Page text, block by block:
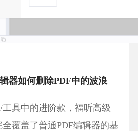
器如何删除PDF中的波浪
工具中的进阶款，福昕高级
覆盖了普通PDF编辑器的基